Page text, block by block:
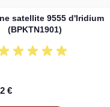
satellite 9555 d'Iridium
(BPKTN1901)
€